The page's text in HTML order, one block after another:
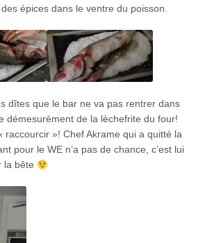
épices dans le ventre du poisson.
dîtes que le bar ne va pas rentrer dans
démesurément de la lèchefrite du four!
raccourcir »! Chef Akrame qui a quitté la
pour le WE n’a pas de chance, c’est lui
la bête